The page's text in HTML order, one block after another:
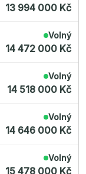
13 994 000 Kč
Volný
14 472 000 Kč
Volný
14 518 000 Kč
Volný
14 646 000 Kč
Volný
15 478 000 Kč